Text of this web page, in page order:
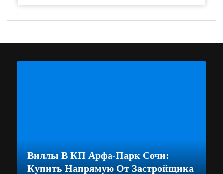
Виллы В КП Арфа-Парк Сочи:
Купить Напрямую От Застройщика